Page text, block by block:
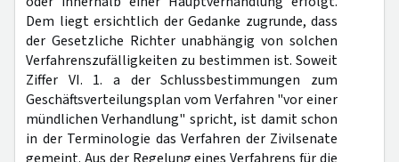
Dem liegt ersichtlich der Gedanke zugrunde, dass
der Gesetzliche Richter unabhängig von solchen
Verfahrenszufälligkeiten zu bestimmen ist. Soweit
Ziffer VI. 1. a der Schlussbestimmungen zum
Geschäftsverteilungsplan vom Verfahren "vor einer
mündlichen Verhandlung" spricht, ist damit schon
in der Terminologie das Verfahren der Zivilsenate